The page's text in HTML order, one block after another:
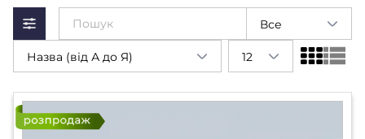
Все
Назва (від А до Я) 12